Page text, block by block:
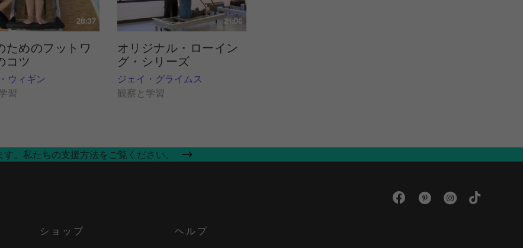
28:37
ためのフットワ
コツ
ウィギン
習
21:06
オリジナル・ローイン
グ・シリーズ
ジェイ・グライムス
観察と学習
。私たちの支援方法をご覧ください。
ショップ ヘルプ